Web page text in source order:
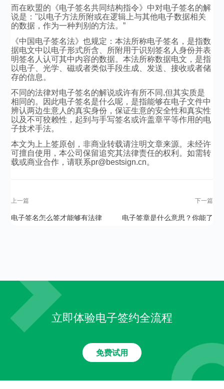
而在欧盟的《电子签名共同结构指令》中对电子签名的解
说是："以电子方法所附或在逻辑上与其他电子数据相关
的数据，作为一种判别的方法。”
《中国电子签名法》也规定：本法所称电子签名，是指数
据电文中以电子形式所含、所附用于识别签名人身份并表
明签名人认可其中内容的数据。本法所称数据电文，是指
以电子、光学、磁或者类似手段生成、发送、接收或者储
存的信息。
不同的法律对电子签名的解说或许有所不同,但其实质是
相同的。因此电子签名是什么呢，是指能够在电子文件中
辨认两边生意人的真实身份，保证生意的安全性和真实性
以及不可狡赖性，起到与手写签名或许盖章平等作用的电
子技术手法。
本文为上上签原创，非商业转载请注明文章来源。未经许
可擅自使用，本公司保留追究其法律责任的权利。如需转
载或商业合作，请联系pr@bestsign.cn。
上一篇
电子签名怎么签才能够有法律
下一篇
电子签章是什么意思？你能了
立即体验电子签约全流程
免费试用